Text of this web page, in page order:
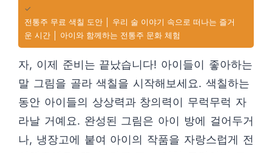
✓
전통주 무료 색칠 도안 │ 우리 술 이야기 속으로 떠나는 즐거
운 시간 │ 아이와 함께하는 전통주 문화 체험
자, 이제 준비는 끝났습니다! 아이들이 좋아하는
말 그림을 골라 색칠을 시작해보세요. 색칠하는
동안 아이들의 상상력과 창의력이 무럭무럭 자
라날 거예요. 완성된 그림은 아이 방에 걸어두거
나, 냉장고에 붙여 아이의 작품을 자랑스럽게 전